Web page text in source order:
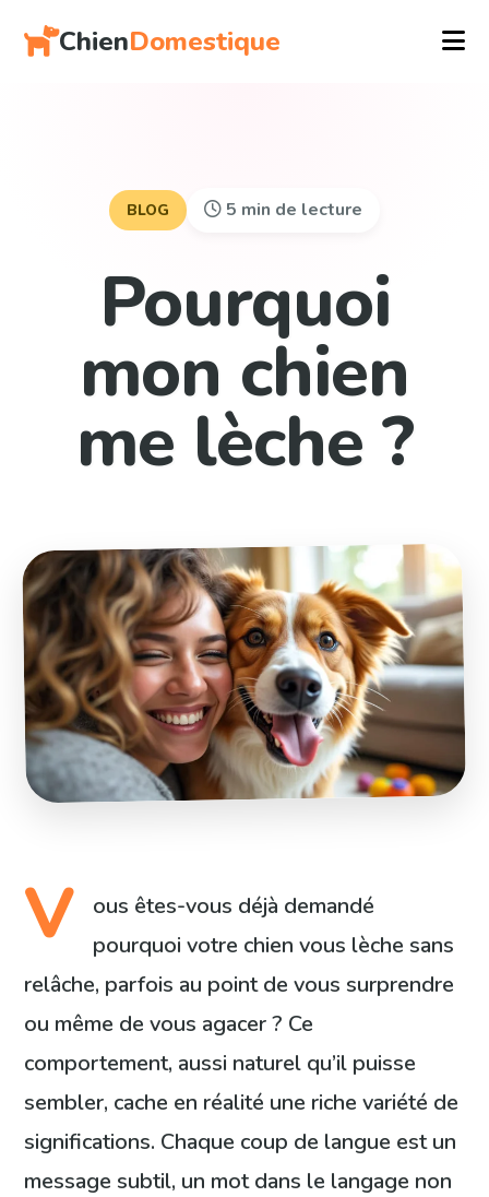
ChienDomestique
BLOG 5 min de lecture
Pourquoi
mon chien
me lèche ?
V
ous êtes-vous déjà demandé
pourquoi votre chien vous lèche sans
relâche, parfois au point de vous surprendre
ou même de vous agacer ? Ce
comportement, aussi naturel qu’il puisse
sembler, cache en réalité une riche variété de
significations. Chaque coup de langue est un
message subtil, un mot dans le langage non